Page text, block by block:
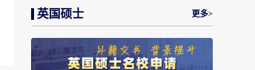
英国硕士 更多>